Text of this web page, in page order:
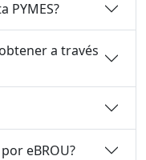
PYMES?
a través
eBROU?